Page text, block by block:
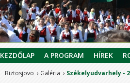
1234567
KEZDŐLAP A PROGRAM HÍREK
Biztosjovo Galéria Székelyudvarhely -